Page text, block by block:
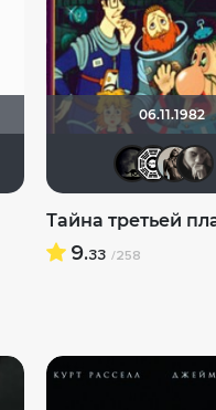
06.11.1982
Тайна третьей
9.33 /258